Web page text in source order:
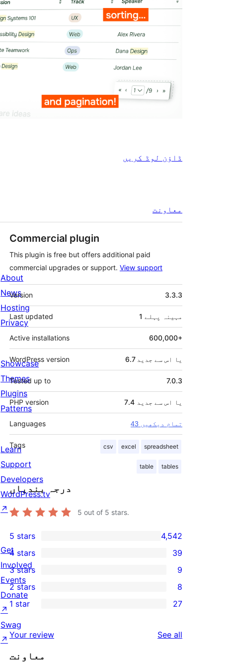
ڈاؤن لوڈ کریں
معاونت
Commercial plugin
This plugin is free but offers additional paid
commercial upgrades or support. View support
میٹا
Version 3.3.3
Last updated 1 مہینہ پہلے
Active installations 600,000+
WordPress version 6.7 یا اس سے جدید
Tested up to 7.0.3
PHP version 7.4 یا اس سے جدید
Languages 43 تمام دیکھیں
Tags csv excel spreadsheet
table tables
درجہ بندیاں
5 out of 5 stars.
4,542
5-
star
reviews
5 stars 4,542
39
4-
star
reviews
4 stars 39
9
3-
star
reviews
3 stars 9
8
2-
star
reviews
2 stars 8
27
1-
star
reviews
1 star 27
Your review See all
معاونت
About
News
Hosting
Privacy
Showcase
Themes
Plugins
Patterns
Learn
Support
Developers
WordPress.tv
↗
Get
Involved
Events
Donate
↗
Swag
↗